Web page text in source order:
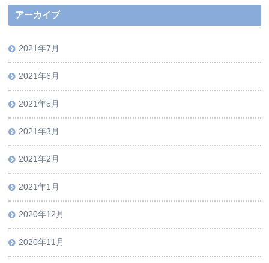
アーカイブ
2021年7月
2021年6月
2021年5月
2021年3月
2021年2月
2021年1月
2020年12月
2020年11月